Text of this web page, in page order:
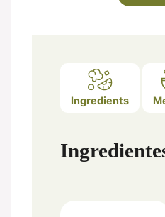
Ingredients